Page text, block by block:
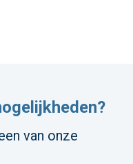
van onze